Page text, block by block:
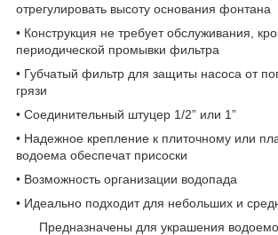
отрегулировать высоту основания фонтана
• Конструкция не требует обслуживания,
периодической промывки фильтра
• Губчатый фильтр для защиты насоса от
грязи
• Соединительный штуцер 1/2” или 1”
• Надежное крепление к плиточному или
водоема обеспечат присоски
• Возможность организации водопада
• Идеально подходит для небольших и
Предназначены для украшения